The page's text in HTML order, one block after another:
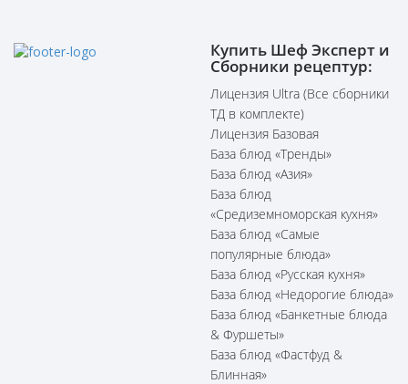
Купить Шеф Эксперт и
Сборники рецептур:
Лицензия Ultra (Все сборники
ТД в комплекте)
Лицензия Базовая
База блюд «Тренды»
База блюд «Азия»
База блюд
«Средиземноморская кухня»
База блюд «Самые
популярные блюда»
База блюд «Русская кухня»
База блюд «Недорогие блюда»
База блюд «Банкетные блюда
& Фуршеты»
База блюд «Фастфуд &
Блинная»